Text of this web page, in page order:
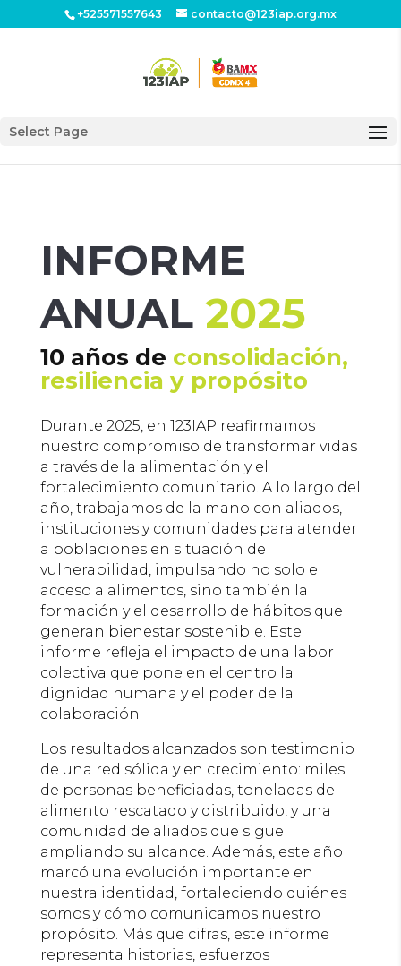
+525571557643 contacto@123iap.org.mx
Select Page
INFORME
ANUAL 2025
10 años de consolidación,
resiliencia y propósito
Durante 2025, en 123IAP reafirmamos
nuestro compromiso de transformar vidas
a través de la alimentación y el
fortalecimiento comunitario. A lo largo del
año, trabajamos de la mano con aliados,
instituciones y comunidades para atender
a poblaciones en situación de
vulnerabilidad, impulsando no solo el
acceso a alimentos, sino también la
formación y el desarrollo de hábitos que
generan bienestar sostenible. Este
informe refleja el impacto de una labor
colectiva que pone en el centro la
dignidad humana y el poder de la
colaboración.
Los resultados alcanzados son testimonio
de una red sólida y en crecimiento: miles
de personas beneficiadas, toneladas de
alimento rescatado y distribuido, y una
comunidad de aliados que sigue
ampliando su alcance. Además, este año
marcó una evolución importante en
nuestra identidad, fortaleciendo quiénes
somos y cómo comunicamos nuestro
propósito. Más que cifras, este informe
representa historias, esfuerzos